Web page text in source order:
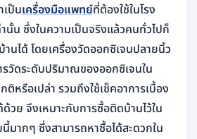
เป็นเครื่องมือแพทย์ที่ต้องใช้ในโรง
นั้น ซึ่งในความเป็นจริงแล้วคนทั่วไปก็
านได้ โดยเครื่องวัดออกซิเจนปลายนิ้ว
รวัดระดับปริมาณของออกซิเจนใน
ติหรือเปล่า รวมถึงใช้เช็คอาการเบื้อง
วย จึงเหมาะกับการซื้อติดบ้านไว้ใน
มากๆ ซึ่งสามารถหาซื้อได้สะดวกใน